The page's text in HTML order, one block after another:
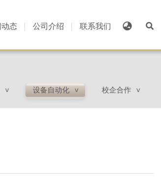
动态 公司介绍 联系我们
> 设备自动化 > 校企合作 >